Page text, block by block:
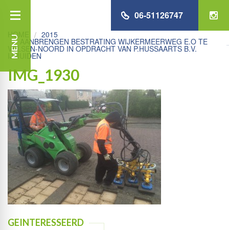
MENU
06-51126747
HOME 2015
AANBRENGEN BESTRATING WIJKERMEERWEG E.O TE
VELSEN-NOORD IN OPDRACHT VAN P.HUSSAARTS B.V.
IJMUIDEN
IMG_1930
GEINTERESSEERD